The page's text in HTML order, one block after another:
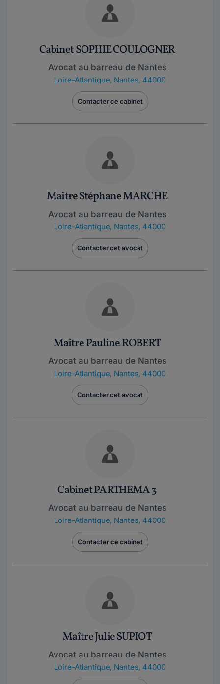
Cabinet SOPHIE COULOGNER
Avocat au barreau de Nantes
Loire-Atlantique, Nantes, 44000
Contacter ce cabinet
Maître Stéphane MARCHE
Avocat au barreau de Nantes
Loire-Atlantique, Nantes, 44000
Contacter cet avocat
Maître Pauline ROBERT
Avocat au barreau de Nantes
Loire-Atlantique, Nantes, 44000
Contacter cet avocat
Cabinet PARTHEMA 3
Avocat au barreau de Nantes
Loire-Atlantique, Nantes, 44000
Contacter ce cabinet
Maître Julie SUPIOT
Avocat au barreau de Nantes
Loire-Atlantique, Nantes, 44000